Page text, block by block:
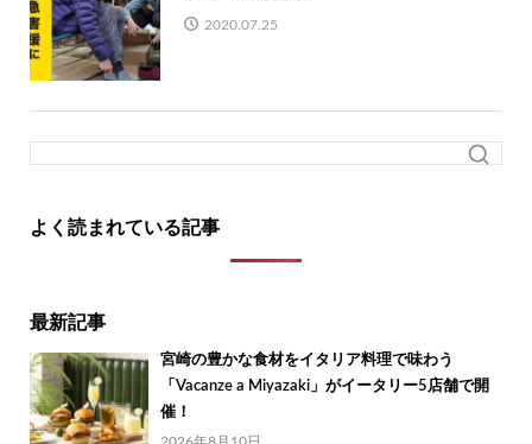
2020.07.25
よく読まれている記事
最新記事
宮崎の豊かな食材をイタリア料理で味わう
「Vacanze a Miyazaki」がイータリー5店舗で開
催！